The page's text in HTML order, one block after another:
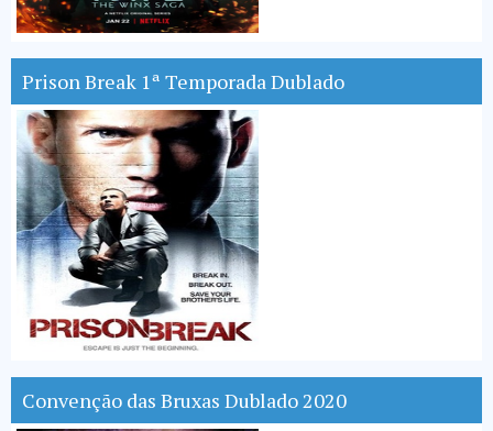
Prison Break 1ª Temporada Dublado
Convenção das Bruxas Dublado 2020